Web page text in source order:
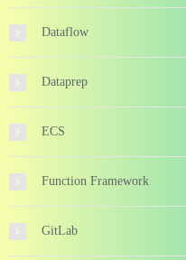
Dataflow
Dataprep
ECS
Function Framework
GitLab